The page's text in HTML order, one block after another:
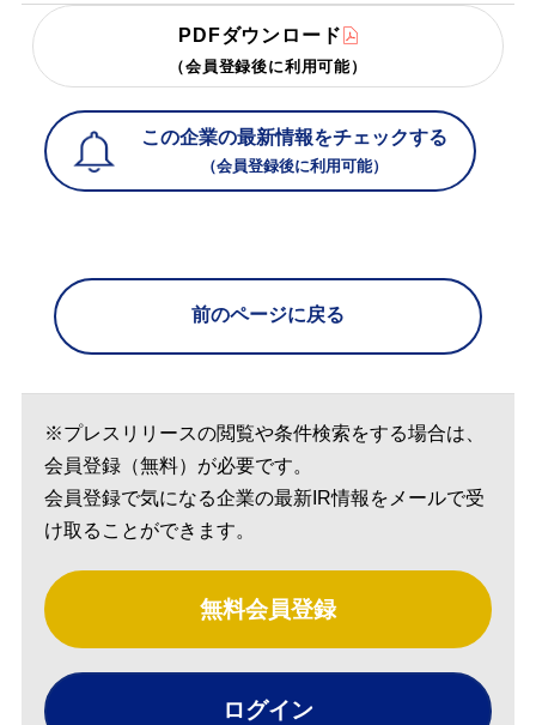
PDFダウンロード
（会員登録後に利用可能）
この企業の最新情報をチェックする
（会員登録後に利用可能）
前のページに戻る
※プレスリリースの閲覧や条件検索をする場合は、
会員登録（無料）が必要です。
会員登録で気になる企業の最新IR情報をメールで受
け取ることができます。
無料会員登録
ログイン